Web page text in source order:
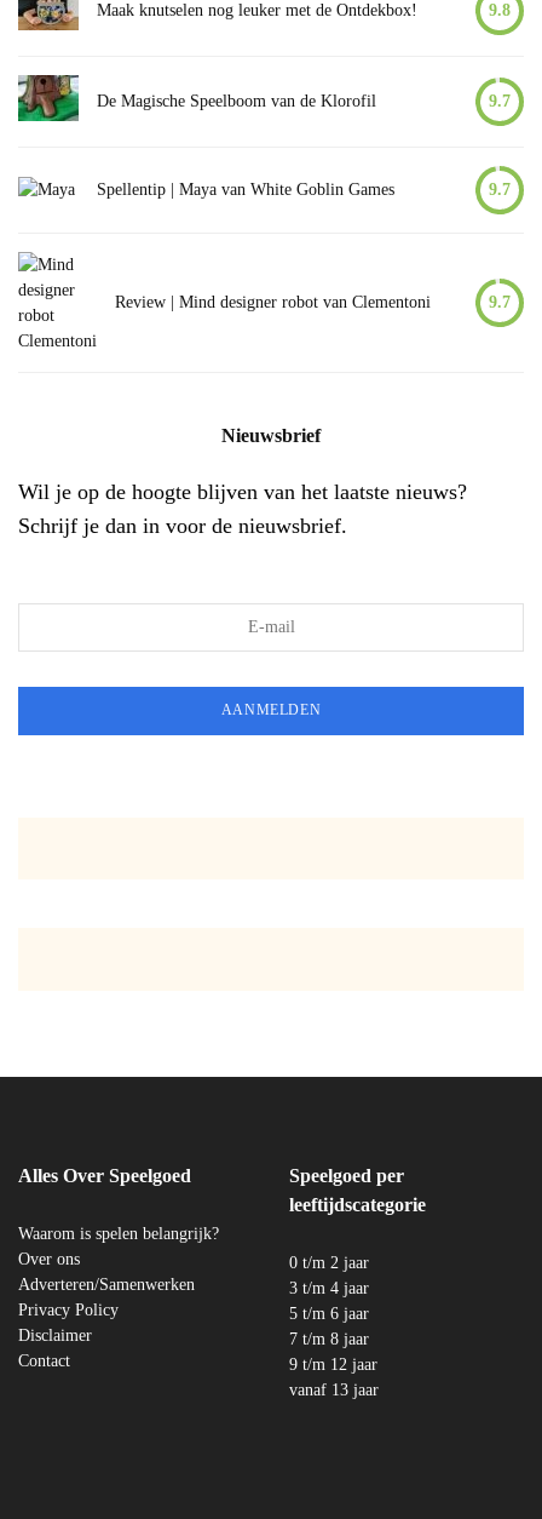
Maak knutselen nog leuker met de Ontdekbox! 9.8
De Magische Speelboom van de Klorofil 9.7
Spellentip | Maya van White Goblin Games 9.7
Review | Mind designer robot van Clementoni 9.7
Nieuwsbrief
Wil je op de hoogte blijven van het laatste nieuws?
Schrijf je dan in voor de nieuwsbrief.
Alles Over Speelgoed
Waarom is spelen belangrijk?
Over ons
Adverteren/Samenwerken
Privacy Policy
Disclaimer
Contact
Speelgoed per
leeftijdscategorie
0 t/m 2 jaar
3 t/m 4 jaar
5 t/m 6 jaar
7 t/m 8 jaar
9 t/m 12 jaar
vanaf 13 jaar